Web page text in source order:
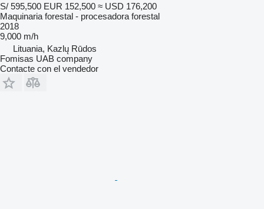
S/ 595,500 EUR 152,500 ≈ USD 176,200
Maquinaria forestal - procesadora forestal
2018
9,000 m/h
Lituania, Kazlų Rūdos
Fomisas UAB company
Contacte con el vendedor